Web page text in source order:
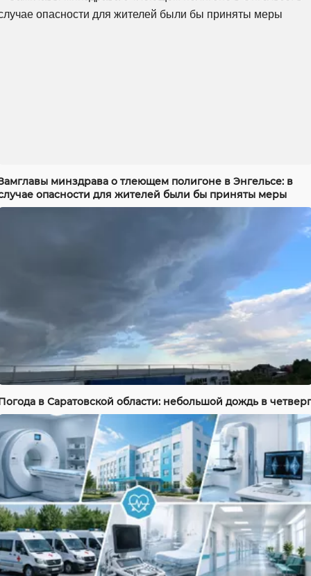
минздрава о тлеющем полигоне в Энгельсе: в
опасности для жителей были бы приняты меры
в Саратовской области: небольшой дождь в четверг